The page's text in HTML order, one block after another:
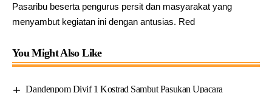
Pasaribu beserta pengurus persit dan masyarakat yang
menyambut kegiatan ini dengan antusias. Red
You Might Also Like
Dandenpom Divif 1 Kostrad Sambut Pasukan Upacara